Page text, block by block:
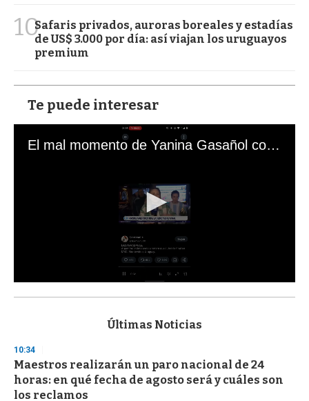
10Safaris privados, auroras boreales y estadías
de US$ 3.000 por día: así viajan los uruguayos
premium
Te puede interesar
El mal momento de Yanina Gasañol con un hincha argentino en "Subrayado"
s
d
s
o
f
3
Últimas Noticias
10:34
Maestros realizarán un paro nacional de 24
horas: en qué fecha de agosto será y cuáles son
los reclamos